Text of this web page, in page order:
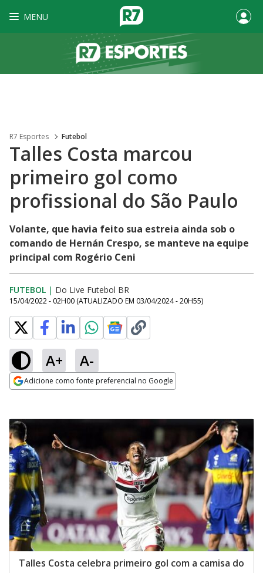
MENU
R7 Esportes Futebol
Talles Costa marcou
primeiro gol como
profissional do São Paulo
Volante, que havia feito sua estreia ainda sob o
comando de Hernán Crespo, se manteve na equipe
principal com Rogério Ceni
FUTEBOL | Do Live Futebol BR
15/04/2022 - 02H00 (ATUALIZADO EM 03/04/2024 - 20H55)
A+ A-
Adicione como fonte preferencial no Google
Talles Costa celebra primeiro gol com a camisa do